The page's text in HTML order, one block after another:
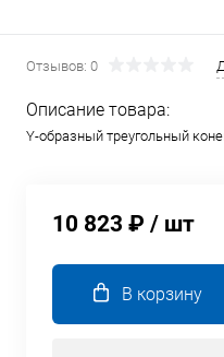
Отзывов: 0
Описание товара:
Y-образный треугольный
10 823 ₽ / шт
В корзину